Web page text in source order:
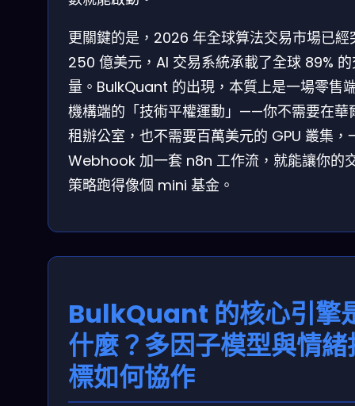
更關鍵的是，2026 年全球算法交易市場已經
250 億美元，AI 交易系統承載了全球 89%
量。BulkQuant 的出現，本質上是一場零售
機構端的「技術平權運動」——你不需要在華
租辦公室，也不需要百萬美元的 GPU 叢集，
Webhook 加一套 n8n 工作流，就能讓你的
策略跑得像個 mini 基金。
BulkQuant 的核心引擎
什麼？多因子模型與情緒
標如何協作